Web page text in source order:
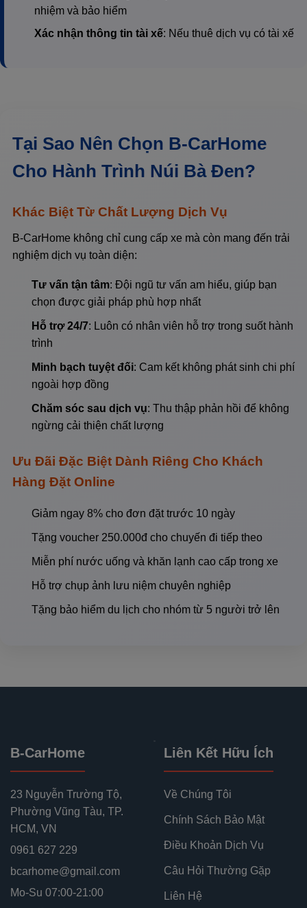
nhiệm và bảo hiểm
Xác nhận thông tin tài xế: Nếu thuê dịch vụ có tài xế
Tại Sao Nên Chọn B-CarHome
Cho Hành Trình Núi Bà Đen?
Khác Biệt Từ Chất Lượng Dịch Vụ
B-CarHome không chỉ cung cấp xe mà còn mang đến trải
nghiệm dịch vụ toàn diện:
Tư vấn tận tâm: Đội ngũ tư vấn am hiểu, giúp bạn
chọn được giải pháp phù hợp nhất
Hỗ trợ 24/7: Luôn có nhân viên hỗ trợ trong suốt hành
trình
Minh bạch tuyệt đối: Cam kết không phát sinh chi phí
ngoài hợp đồng
Chăm sóc sau dịch vụ: Thu thập phản hồi để không
ngừng cải thiện chất lượng
Ưu Đãi Đặc Biệt Dành Riêng Cho Khách
Hàng Đặt Online
Giảm ngay 8% cho đơn đặt trước 10 ngày
Tặng voucher 250.000đ cho chuyến đi tiếp theo
Miễn phí nước uống và khăn lạnh cao cấp trong xe
Hỗ trợ chụp ảnh lưu niệm chuyên nghiệp
Tặng bảo hiểm du lịch cho nhóm từ 5 người trở lên
B-CarHome
23 Nguyễn Trường Tộ,
Phường Vũng Tàu, TP.
HCM, VN
0961 627 229
bcarhome@gmail.com
Mo-Su 07:00-21:00
Liên Kết Hữu Ích
Về Chúng Tôi
Chính Sách Bảo Mật
Điều Khoản Dịch Vụ
Câu Hỏi Thường Gặp
Liên Hệ